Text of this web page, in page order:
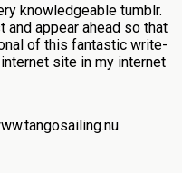
knowledgeable tumblr.
and appear ahead so that
of this fantastic write-
internet site in my internet